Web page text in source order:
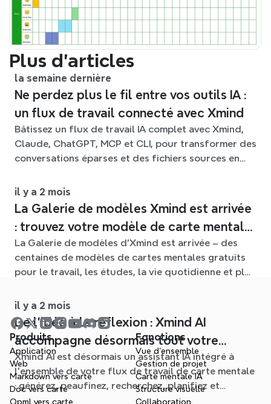
Plus d’articles
la semaine dernière
Ne perdez plus le fil entre vos outils IA :
un flux de travail connecté avec Xmind
Bâtissez un flux de travail IA complet avec Xmind,
Claude, ChatGPT, MCP et CLI, pour transformer des
conversations éparses et des fichiers sources en
il y a 2 mois
La Galerie de modèles Xmind est arrivée
: trouvez votre modèle de carte mentale
pour chaque situation
La Galerie de modèles d'Xmind est arrivée – des
centaines de modèles de cartes mentales gratuits
pour le travail, les études, la vie quotidienne et plus
la page blanche.
il y a 2 mois
De l'idée à la réflexion : Xmind AI
accompagne désormais tout votre
processus de carte mentale
Xmind AI est désormais un assistant IA intégré à
l'ensemble de votre flux de travail de carte mentale
: générez, peaufinez, recherchez, planifiez et
exportez, le tout sans quitter votre Schéma.
Produits
Application
Web
Markdown vers carte
Doc vers carte
Opml vers carte
Fonctions
Vue d'ensemble
Gestion de projet
Carte mentale IA
Structure visuelle
Collaboration